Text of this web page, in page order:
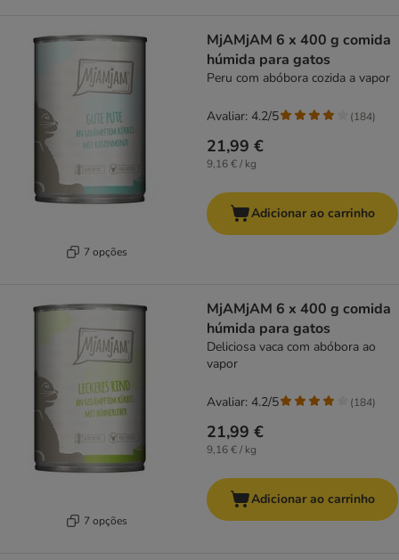
7 opções
MjAMjAM 6 x 400 g comida
húmida para gatos
Peru com abóbora cozida a vapor
21,99 €
9,16 € / kg
Avaliar: 4.2/5 (184)
Adicionar ao carrinho
7 opções
MjAMjAM 6 x 400 g comida
húmida para gatos
Deliciosa vaca com abóbora ao
vapor
21,99 €
9,16 € / kg
Avaliar: 4.2/5 (184)
Adicionar ao carrinho